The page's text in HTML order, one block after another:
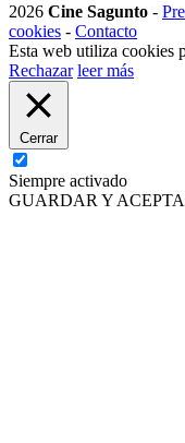
2026 Cine Sagunto -
cookies - Contacto
Esta web utiliza cookies
Rechazar leer más
Cerrar
Siempre activado
GUARDAR Y